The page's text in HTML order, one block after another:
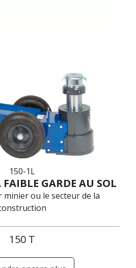
150-1L
GARDE AU SOL
minier ou le secteur de la
150 T